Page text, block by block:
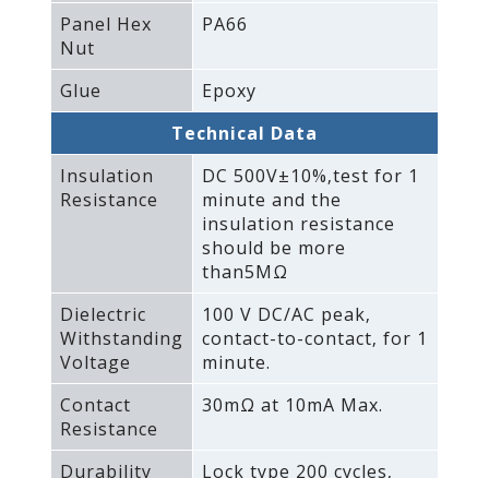
Panel Hex
Nut
PA66
Glue
Epoxy
Technical Data
Insulation
Resistance
DC 500V±10%‚test for 1
minute and the
insulation resistance
should be more
than5MΩ
Dielectric
Withstanding
Voltage
100 V DC/AC peak‚
contact-to-contact‚ for 1
minute.
Contact
Resistance
30mΩ at 10mA Max.
Durability
Lock type 200 cycles‚